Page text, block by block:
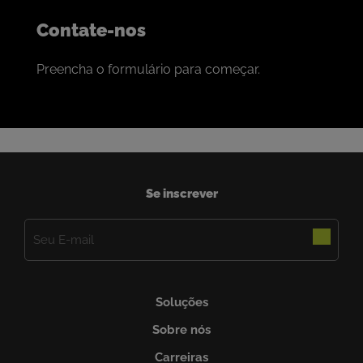
Contate-nos
Preencha o formulário para começar.
Se inscrever
Soluções
Sobre nós
Carreiras